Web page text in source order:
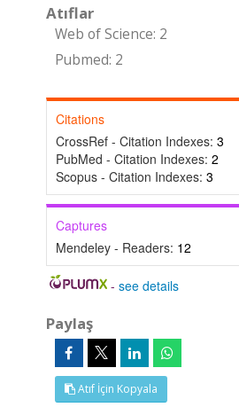
Atıflar
Web of Science: 2
Pubmed: 2
Citations
CrossRef - Citation Indexes: 3
PubMed - Citation Indexes: 2
Scopus - Citation Indexes: 3
Captures
Mendeley - Readers: 12
-see details
Paylaş
Atıf İçin Kopyala